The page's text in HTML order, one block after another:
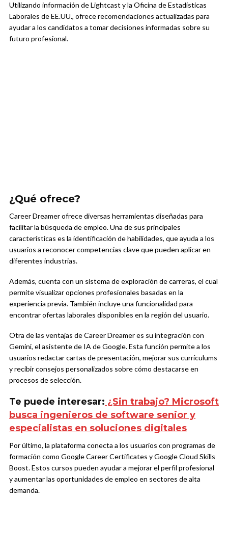
Utilizando información de Lightcast y la Oficina de Estadísticas
Laborales de EE.UU., ofrece recomendaciones actualizadas para
ayudar a los candidatos a tomar decisiones informadas sobre su
futuro profesional.
¿Qué ofrece?
Career Dreamer ofrece diversas herramientas diseñadas para
facilitar la búsqueda de empleo. Una de sus principales
características es la identificación de habilidades, que ayuda a los
usuarios a reconocer competencias clave que pueden aplicar en
diferentes industrias.
Además, cuenta con un sistema de exploración de carreras, el cual
permite visualizar opciones profesionales basadas en la
experiencia previa. También incluye una funcionalidad para
encontrar ofertas laborales disponibles en la región del usuario.
Otra de las ventajas de Career Dreamer es su integración con
Gemini, el asistente de IA de Google. Esta función permite a los
usuarios redactar cartas de presentación, mejorar sus currículums
y recibir consejos personalizados sobre cómo destacarse en
procesos de selección.
Te puede interesar: ¿Sin trabajo? Microsoft
busca ingenieros de software senior y
especialistas en soluciones digitales
Por último, la plataforma conecta a los usuarios con programas de
formación como Google Career Certificates y Google Cloud Skills
Boost. Estos cursos pueden ayudar a mejorar el perfil profesional
y aumentar las oportunidades de empleo en sectores de alta
demanda.